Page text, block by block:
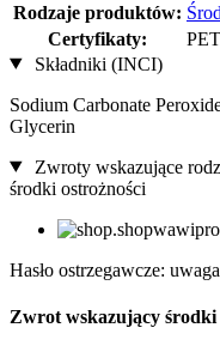
Rodzaje produktów:
Certyfikaty:
Składniki (INCI)
Sodium Carbonate
Glycerin
Zwroty wskazujące
środki ostrożności
Hasło ostrzegawcze: uwaga
Zwrot wskazujący środki